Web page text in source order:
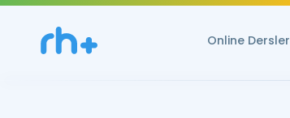
Online Dersler